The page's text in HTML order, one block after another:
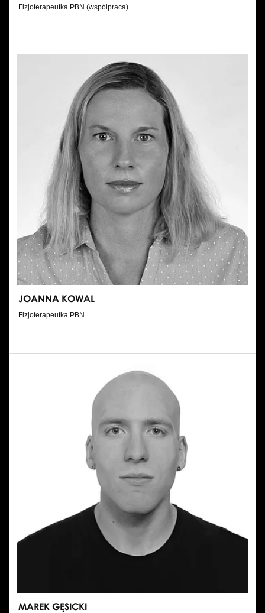
Fizjoterapeutka PBN (współpraca)
JOANNA KOWAL
Fizjoterapeutka PBN
MAREK GĘSICKI